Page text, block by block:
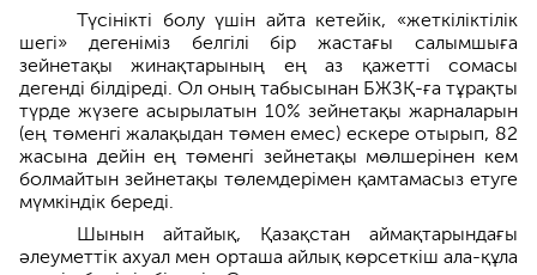
Түсінікті болу үшін айта кетейік, «жеткіліктілік
шегі» дегеніміз белгілі бір жастағы салымшыға
зейнетақы жинақтарының ең аз қажетті сомасы
дегенді білдіреді. Ол оның табысынан БЖЗҚ-ға тұрақты
түрде жүзеге асырылатын 10% зейнетақы жарналарын
(ең төменгі жалақыдан төмен емес) ескере отырып, 82
жасына дейін ең төменгі зейнетақы мөлшерінен кем
болмайтын зейнетақы төлемдерімен қамтамасыз етуге
мүмкіндік береді.
Шынын айтайық, Қазақстан аймақтарындағы
әлеуметтік ахуал мен орташа айлық көрсеткіш ала-құла